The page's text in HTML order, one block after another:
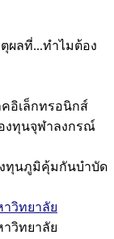
ตุผลที่...ทำไมต้อง
อิเล็กทรอนิกส์
งทุนจุฬาลงกรณ์
ทุนภูมิคุ้มกันบำบัด
วิทยาลัย
วิทยาลัย